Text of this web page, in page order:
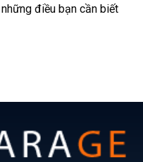
điều bạn cần biết